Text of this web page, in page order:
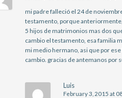
mi padre falleció el 24 de
testamento, porque anteriormente,
5 hijos de matrimonios mas dos
cambio el testamento, esa familia
mi medio hermano, asi que por
cambio. gracias de antemanos por
Luis
February 3, 2015 at